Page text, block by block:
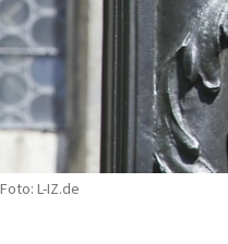
Foto: L-IZ.de